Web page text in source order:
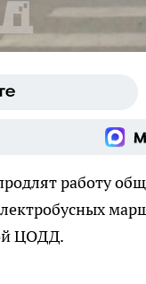
работу
ЦОДД.